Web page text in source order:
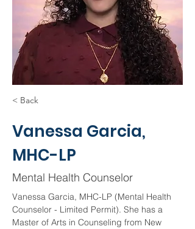
< Back
Vanessa Garcia,
MHC-LP
Mental Health Counselor
Vanessa Garcia, MHC-LP (Mental Health
Counselor - Limited Permit). She has a
Master of Arts in Counseling from New